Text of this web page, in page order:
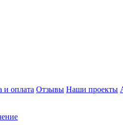
и оплата Отзывы Наши проекты